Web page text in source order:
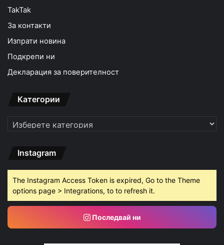
TakTak
За контакти
Изпрати новина
Подкрепи ни
Декларация за поверителност
Категории
Категории
Instagram
The Instagram Access Token is expired, Go to the Theme
options page > Integrations, to to refresh it.
Последвай ни